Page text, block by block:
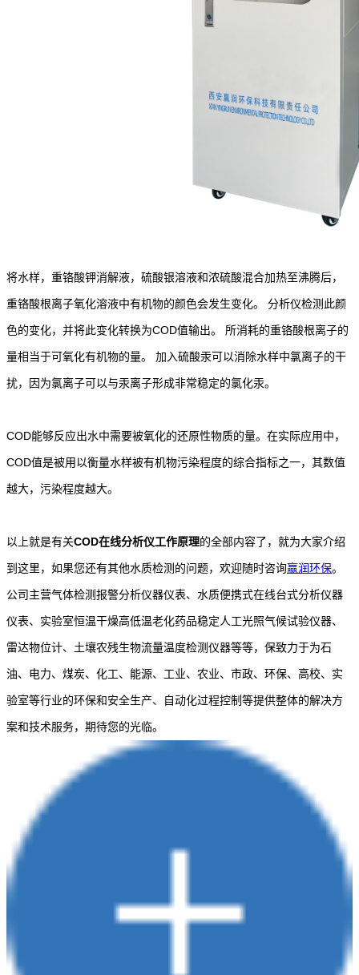
将水样，重铬酸钾消解液，硫酸银溶液和浓硫酸混合加热至沸腾后，
重铬酸根离子氧化溶液中有机物的颜色会发生变化。 分析仪检测此颜
色的变化，并将此变化转换为COD值输出。 所消耗的重铬酸根离子的
量相当于可氧化有机物的量。 加入硫酸汞可以消除水样中氯离子的干
扰，因为氯离子可以与汞离子形成非常稳定的氯化汞。
COD能够反应出水中需要被氧化的还原性物质的量。在实际应用中，
COD值是被用以衡量水样被有机物污染程度的综合指标之一，其数值
越大，污染程度越大。
以上就是有关COD在线分析仪工作原理的全部内容了，就为大家介绍
到这里，如果您还有其他水质检测的问题，欢迎随时咨询赢润环保。
公司主营气体检测报警分析仪器仪表、水质便携式在线台式分析仪器
仪表、实验室恒温干燥高低温老化药品稳定人工光照气候试验仪器、
雷达物位计、土壤农残生物流量温度检测仪器等等，保致力于为石
油、电力、煤炭、化工、能源、工业、农业、市政、环保、高校、实
验室等行业的环保和安全生产、自动化过程控制等提供整体的解决方
案和技术服务，期待您的光临。